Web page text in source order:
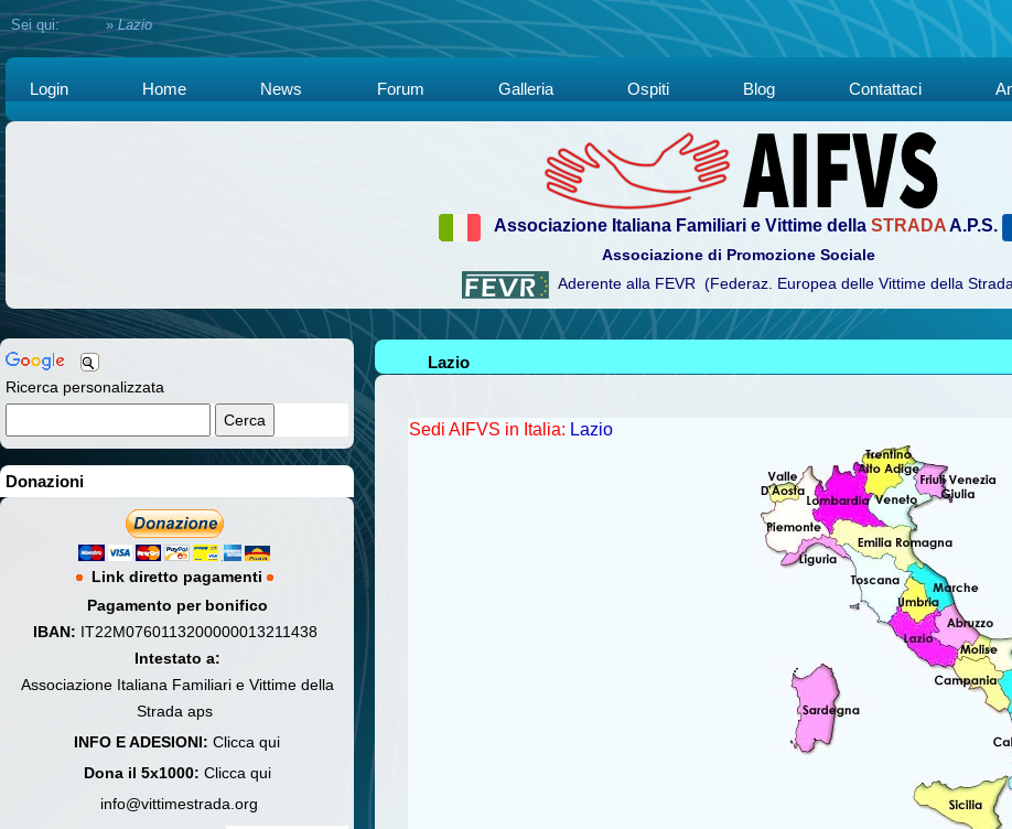
Sei qui:Home »Lazio
Login Home News Forum Galleria Ospiti Blog Contattaci
Associazione Italiana Familiari e Vittime della STRADAA.P.S.
Associazione di Promozione Sociale
Aderente alla FEVR (Federaz. Europea delle Vittime della
Ricerca personalizzata
Donazioni
Link diretto pagamenti
Pagamento per bonifico
IBAN: IT22M0760113200000013211438
Intestato a:
Associazione Italiana Familiari e Vittime della
Strada aps
INFO E ADESIONI: Clicca qui
Dona il 5x1000: Clicca qui
info@vittimestrada.org
Lazio
Sedi AIFVS in Italia: Lazio